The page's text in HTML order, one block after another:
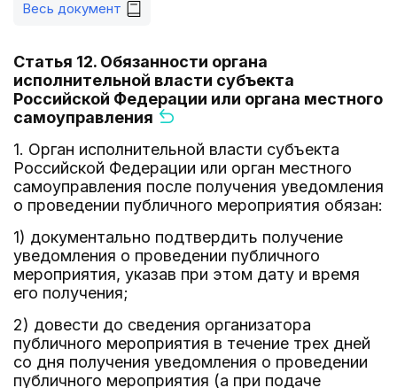
Весь документ
Статья 12. Обязанности органа
исполнительной власти субъекта
Российской Федерации или органа местного
самоуправления
1. Орган исполнительной власти субъекта
Российской Федерации или орган местного
самоуправления после получения уведомления
о проведении публичного мероприятия обязан:
1) документально подтвердить получение
уведомления о проведении публичного
мероприятия, указав при этом дату и время
его получения;
2) довести до сведения организатора
публичного мероприятия в течение трех дней
со дня получения уведомления о проведении
публичного мероприятия (а при подаче